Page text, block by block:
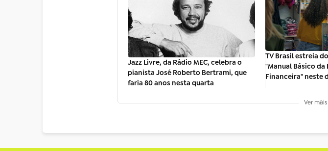
Jazz Livre, da Rádio MEC, celebra o
pianista José Roberto Bertrami, que
faria 80 anos nesta quarta
TV Brasil estreia
"Manual Básico da
Financeira" neste
Ver